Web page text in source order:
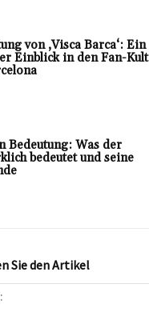
von ‚Visca Barca‘: Ein
Einblick in den Fan-Kult
Bedeutung: Was der
bedeutet und seine
Sie den Artikel